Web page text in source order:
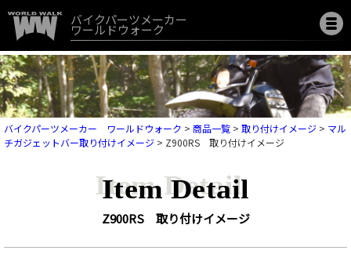
バイクパーツメーカー
ワールドウォーク
バイクパーツメーカー ワールドウォーク > 商品一覧 > 取り付けイメージ > マル
チガジェットバー取り付けイメージ > Z900RS 取り付けイメージ
Item Detail
Z900RS 取り付けイメージ